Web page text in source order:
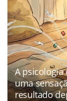
A psicologia
uma
resultado